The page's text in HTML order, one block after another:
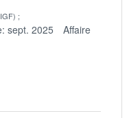
sept. 2025
Affaire